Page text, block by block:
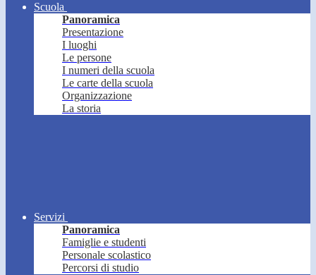
Scuola
Panoramica
Presentazione
I luoghi
Le persone
I numeri della scuola
Le carte della scuola
Organizzazione
La storia
Servizi
Panoramica
Famiglie e studenti
Personale scolastico
Percorsi di studio